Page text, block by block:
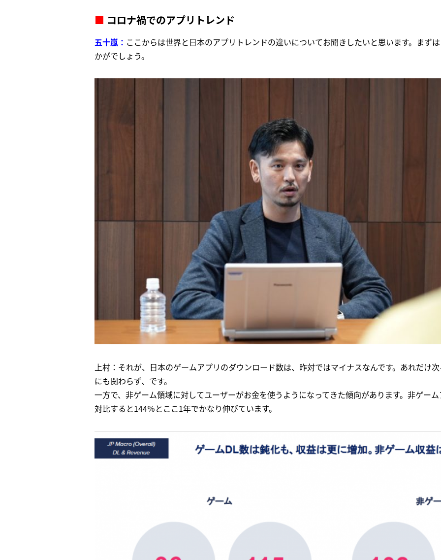
■ コロナ禍でのアプリトレンド
五十嵐： ここからは世界と日本のアプリトレンドの違いについてお聞きしたいと思います。まず
かがでしょう。
上村：それが、日本のゲームアプリのダウンロード数は、昨対ではマイナスなんです。あれだけ
にも関わらず、です。
一方で、非ゲーム領域に対してユーザーがお金を使うようになってきた傾向があります。非ゲー
対比すると144％とここ1年でかなり伸びています。